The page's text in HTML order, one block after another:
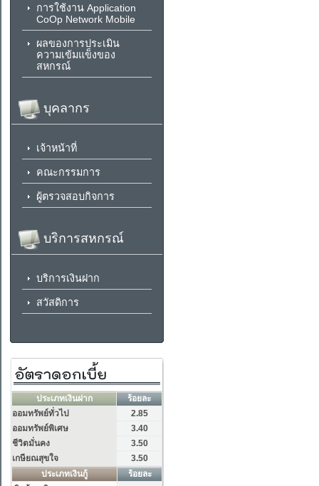
การใช้งาน Application
CoOp Network Mobile
ผลของการประเมิน
ความเข้มแข็งของ
สหกรณ์
บุคลากร
เจ้าหน้าที่
คณะกรรมการ
ผู้ตรวจสอบกิจการ
บริการสหกรณ์
บริการเงินฝาก
สวัสดิการ